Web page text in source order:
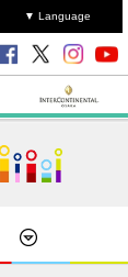
▼ Language